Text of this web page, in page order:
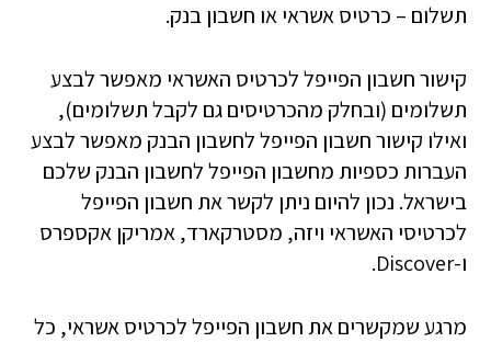
תשלום – כרטיס אשראי או חשבון בנק.
קישור חשבון הפייפל לכרטיס האשראי מאפשר לבצע
תשלומים (ובחלק מהכרטיסים גם לקבל תשלומים),
ואילו קישור חשבון הפייפל לחשבון הבנק מאפשר לבצע
העברות כספיות מחשבון הפייפל לחשבון הבנק שלכם
בישראל. נכון להיום ניתן לקשר את חשבון הפייפל
לכרטיסי האשראי ויזה, מסטרקארד, אמריקן אקספרס
ו-Discover.
מרגע שמקשרים את חשבון הפייפל לכרטיס אשראי, כל